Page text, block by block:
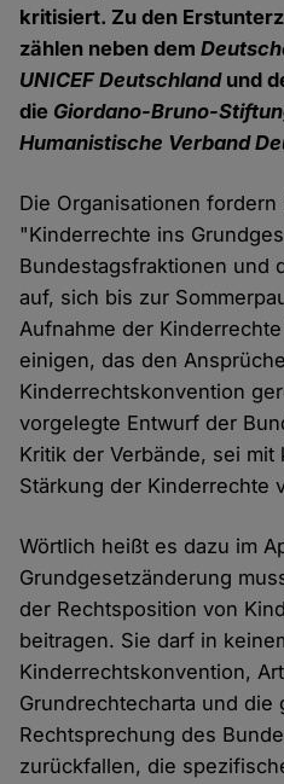
kritisiert. Zu den
zählen neben dem
UNICEF Deutschlandund
die Giordano-Bruno-
Humanistische Verband
Die Organisationen fordern
"Kinderrechte ins
Bundestagsfraktionen und
auf, sich bis zur
Aufnahme der
einigen, das den
Kinderrechtskonvention
vorgelegte Entwurf der
Kritik der Verbände, sei
Stärkung der Kinderrechte
Wörtlich heißt es dazu im
Grundgesetzänderung
der Rechtsposition von
beitragen. Sie darf in
Kinderrechtskonvention,
Grundrechtecharta und die
Rechtsprechung des
zurückfallen, die